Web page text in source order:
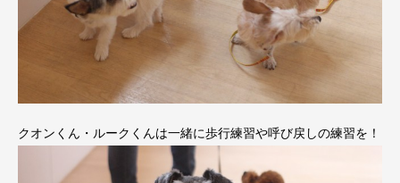
クオンくん・ルークくんは一緒に歩行練習や呼び戻しの練習を！